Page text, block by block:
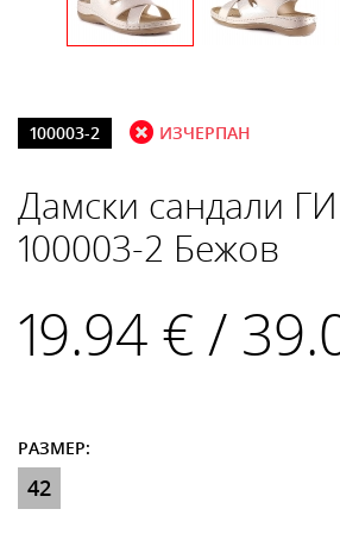
100003-2 ИЗЧЕРПАН
Дамски сандали
100003-2 Бежов
19.94 € /
РАЗМЕР:
42